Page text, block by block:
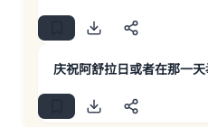
庆祝阿舒拉日或者在那一